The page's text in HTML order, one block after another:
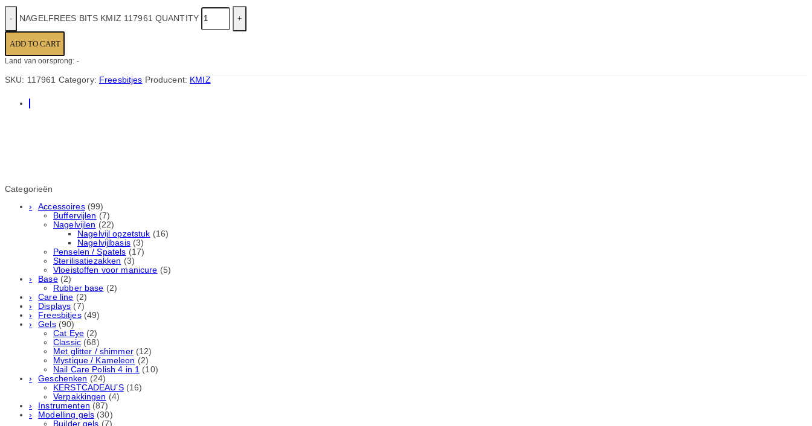
NAGELFREES BITS KMIZ 117961 QUANTITY
ADD TO CART
Land van oorsprong: -
SKU: 117961 Category: Freesbitjes Producent: KMIZ
Categorieën
Accessoires (99)
Buffervijlen (7)
Nagelvijlen (22)
Nagelvijl opzetstuk (16)
Nagelvijlbasis (3)
Penselen / Spatels (17)
Sterilisatiezakken (3)
Vloeistoffen voor manicure (5)
Base (2)
Rubber basе (2)
Care line (2)
Displays (7)
Freesbitjes (49)
Gels (90)
Cat Eye (2)
Classic (68)
Met glitter / shimmer (12)
Mystique / Kameleon (2)
Nail Care Polish 4 in 1 (10)
Geschenken (24)
KERSTCADEAU’S (16)
Verpakkingen (4)
Instrumenten (87)
Modelling gels (30)
Builder gels (7)